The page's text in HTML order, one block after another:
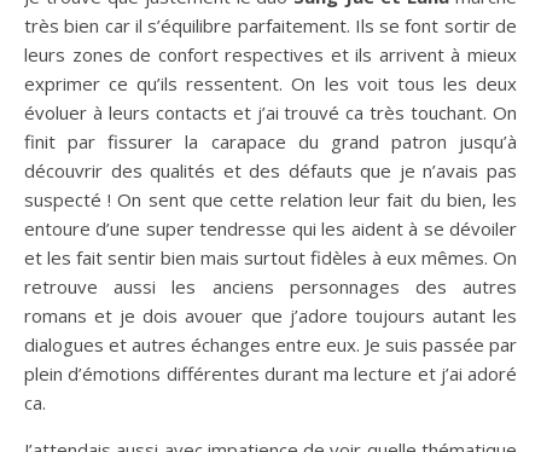
très bien car il s’équilibre parfaitement. Ils se font sortir de
leurs zones de confort respectives et ils arrivent à mieux
exprimer ce qu’ils ressentent. On les voit tous les deux
évoluer à leurs contacts et j’ai trouvé ca très touchant. On
finit par fissurer la carapace du grand patron jusqu’à
découvrir des qualités et des défauts que je n’avais pas
suspecté ! On sent que cette relation leur fait du bien, les
entoure d’une super tendresse qui les aident à se dévoiler
et les fait sentir bien mais surtout fidèles à eux mêmes. On
retrouve aussi les anciens personnages des autres
romans et je dois avouer que j’adore toujours autant les
dialogues et autres échanges entre eux. Je suis passée par
plein d’émotions différentes durant ma lecture et j’ai adoré
ca.